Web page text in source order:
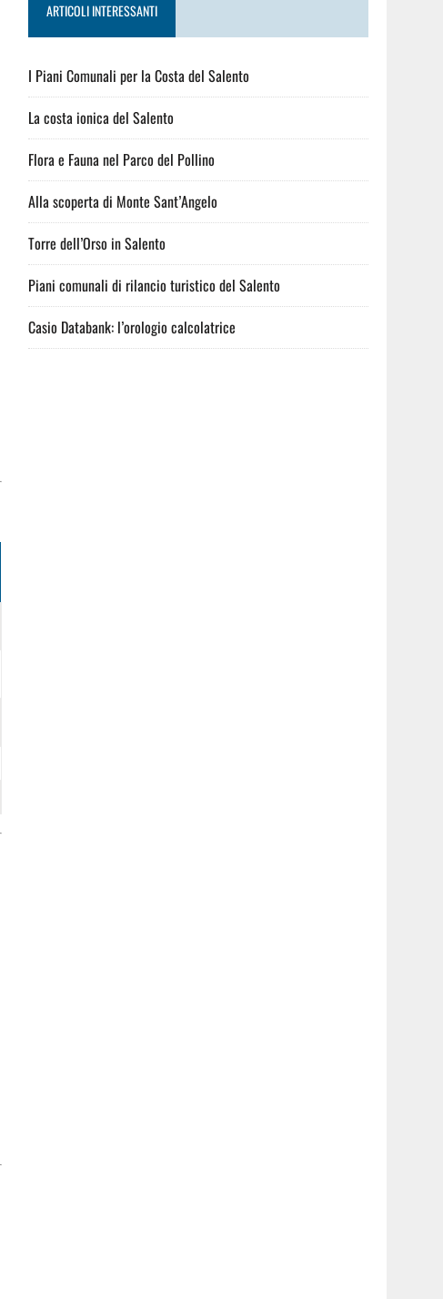
ARTICOLI INTERESSANTI
I Piani Comunali per la Costa del Salento
La costa ionica del Salento
Flora e Fauna nel Parco del Pollino
Alla scoperta di Monte Sant’Angelo
Torre dell’Orso in Salento
Piani comunali di rilancio turistico del Salento
Casio Databank: l’orologio calcolatrice